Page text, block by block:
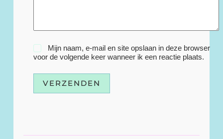
Mijn naam, e-mail en site opslaan in deze browser
voor de volgende keer wanneer ik een reactie plaats.
VERZENDEN